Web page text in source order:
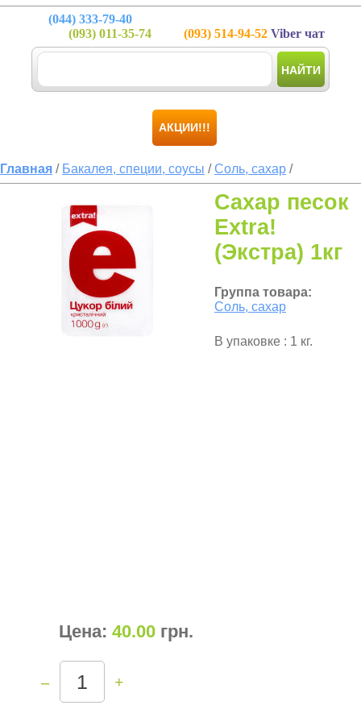
(044) 333-79-40
(093) 011-35-74 (093) 514-94-52 Viber чат
НАЙТИ
АКЦИИ!!!
Главная / Бакалея, специи, соусы /Соль, сахар /
Сахар песок
Extra!
(Экстра) 1кг
Группа товара:
Соль, сахар
В упаковке : 1 кг.
Цена: 40.00 грн.
– +